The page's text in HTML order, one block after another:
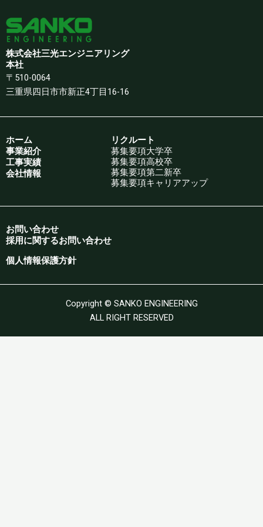
株式会社三光エンジニアリング
本社
〒510-0064
三重県四日市市新正4丁目16-16
ホーム
事業紹介
工事実績
会社情報
リクルート
募集要項大学卒
募集要項高校卒
募集要項第二新卒
募集要項キャリアアップ
お問い合わせ
採用に関するお問い合わせ
個人情報保護方針
Copyright © SANKO ENGINEERING
ALL RIGHT RESERVED